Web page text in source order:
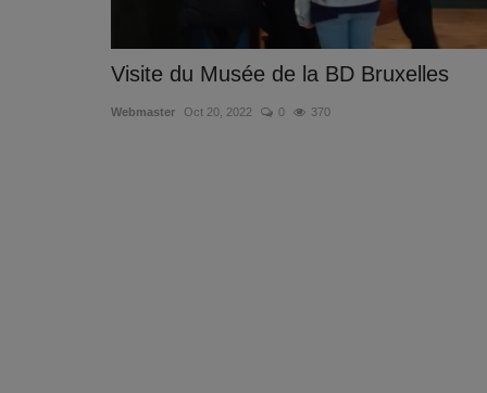
Visite du Musée de la BD Bruxelles
Webmaster Oct 20, 2022 0 370